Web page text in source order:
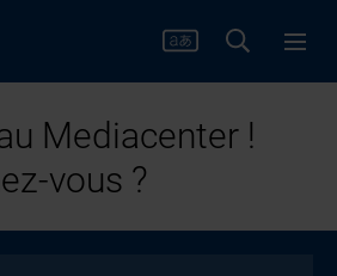
Mediacenter !
vous ?